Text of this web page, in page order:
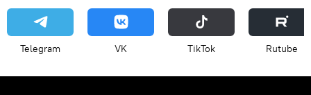
Telegram VK ТikТоk Rutube